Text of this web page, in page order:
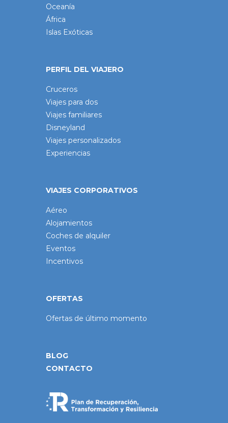
Oceanía
África
Islas Exóticas
PERFIL DEL VIAJERO
Cruceros
Viajes para dos
Viajes familiares
Disneyland
Viajes personalizados
Experiencias
VIAJES CORPORATIVOS
Aéreo
Alojamientos
Coches de alquiler
Eventos
Incentivos
OFERTAS
Ofertas de último momento
BLOG
CONTACTO